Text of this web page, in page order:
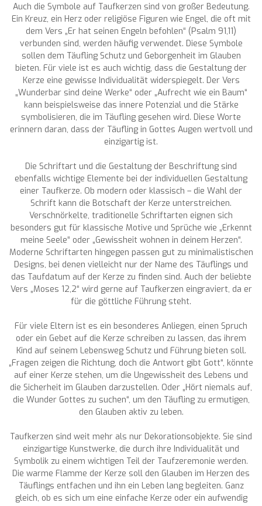
Auch die Symbole auf Taufkerzen sind von großer Bedeutung.
Ein Kreuz, ein Herz oder religiöse Figuren wie Engel, die oft mit
dem Vers „Er hat seinen Engeln befohlen“ (Psalm 91,11)
verbunden sind, werden häufig verwendet. Diese Symbole
sollen dem Täufling Schutz und Geborgenheit im Glauben
bieten. Für viele ist es auch wichtig, dass die Gestaltung der
Kerze eine gewisse Individualität widerspiegelt. Der Vers
„Wunderbar sind deine Werke“ oder „Aufrecht wie ein Baum“
kann beispielsweise das innere Potenzial und die Stärke
symbolisieren, die im Täufling gesehen wird. Diese Worte
erinnern daran, dass der Täufling in Gottes Augen wertvoll und
einzigartig ist.
Die Schriftart und die Gestaltung der Beschriftung sind
ebenfalls wichtige Elemente bei der individuellen Gestaltung
einer Taufkerze. Ob modern oder klassisch – die Wahl der
Schrift kann die Botschaft der Kerze unterstreichen.
Verschnörkelte, traditionelle Schriftarten eignen sich
besonders gut für klassische Motive und Sprüche wie „Erkennt
meine Seele“ oder „Gewissheit wohnen in deinem Herzen“.
Moderne Schriftarten hingegen passen gut zu minimalistischen
Designs, bei denen vielleicht nur der Name des Täuflings und
das Taufdatum auf der Kerze zu finden sind. Auch der beliebte
Vers „Moses 12,2“ wird gerne auf Taufkerzen eingraviert, da er
für die göttliche Führung steht.
Für viele Eltern ist es ein besonderes Anliegen, einen Spruch
oder ein Gebet auf die Kerze schreiben zu lassen, das ihrem
Kind auf seinem Lebensweg Schutz und Führung bieten soll.
„Fragen zeigen die Richtung, doch die Antwort gibt Gott“, könnte
auf einer Kerze stehen, um die Ungewissheit des Lebens und
die Sicherheit im Glauben darzustellen. Oder „Hört niemals auf,
die Wunder Gottes zu suchen“, um den Täufling zu ermutigen,
den Glauben aktiv zu leben.
Taufkerzen sind weit mehr als nur Dekorationsobjekte. Sie sind
einzigartige Kunstwerke, die durch ihre Individualität und
Symbolik zu einem wichtigen Teil der Taufzeremonie werden.
Die warme Flamme der Kerze soll den Glauben im Herzen des
Täuflings entfachen und ihn ein Leben lang begleiten. Ganz
gleich, ob es sich um eine einfache Kerze oder ein aufwendig